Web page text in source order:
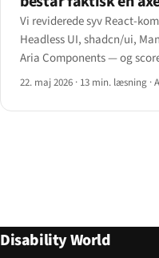
Vi reviderede syv React-
Headless UI, shadcn/ui,
Aria Components — og
mønsterdækning,
22. maj 2026 · 13 min. læsning ·
Disability World